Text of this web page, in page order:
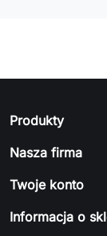
Produkty
Nasza firma
Twoje konto
Informacja o